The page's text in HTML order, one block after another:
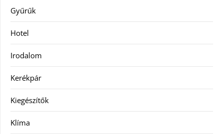
Gyűrűk
Hotel
Irodalom
Kerékpár
Kiegészítők
Klíma